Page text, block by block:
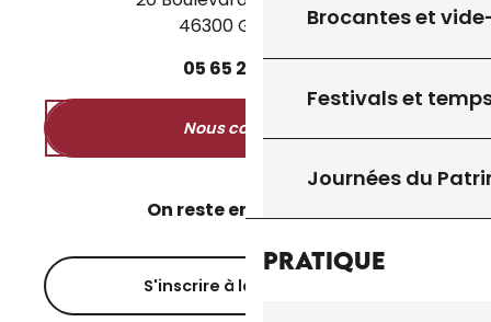
Brocantes et
Festivals et
Journées du
Pratique
46300 Gourdon
05 65 27
Nous contacter
On reste en contact ?
S'inscrire à la newsletter